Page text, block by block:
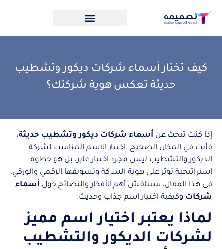
كيف تختار أسماء شركات ديكور وتشطيب
حديثة تعكس هوية شركتك؟
إذا كنت تبحث عن أسماء شركات ديكور وتشطيب حديثة،
فأنت في المكان الصحيح. اختيار الاسم المناسب لشركة
الديكور والتشطيب ليس مجرد اختيار عابر، بل هو خطوة
استراتيجية تؤثر على هوية الشركة وتسويقها الرقمي والورقي.
في هذا المقال، سنناقش أهم الأفكار والنصائح حول أسماء
شركات وكيفية اختيار اسم جذاب وحديث.
لماذا يعتبر اختيار اسم مميز
لشركات الديكور والتشطيب